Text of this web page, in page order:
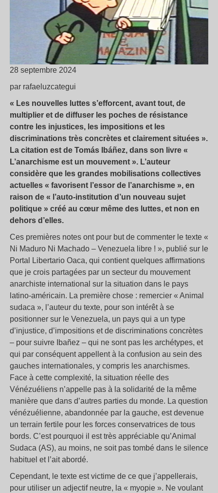
28 septembre 2024
par rafaeluzcategui
« Les nouvelles luttes s’efforcent, avant tout, de
multiplier et de diffuser les poches de résistance
contre les injustices, les impositions et les
discriminations très concrètes et clairement situées ».
La citation est de Tomás Ibáñez, dans son livre «
L’anarchisme est un mouvement ». L’auteur
considère que les grandes mobilisations collectives
actuelles « favorisent l’essor de l’anarchisme », en
raison de « l’auto-institution d’un nouveau sujet
politique » créé au cœur même des luttes, et non en
dehors d’elles.
Ces premières notes ont pour but de commenter le texte «
Ni Maduro Ni Machado – Venezuela libre ! », publié sur le
Portal Libertario Oaca, qui contient quelques affirmations
que je crois partagées par un secteur du mouvement
anarchiste international sur la situation dans le pays
latino-américain. La première chose : remercier « Animal
sudaca », l’auteur du texte, pour son intérêt à se
positionner sur le Venezuela, un pays qui a un type
d’injustice, d’impositions et de discriminations concrètes
– pour suivre Ibañez – qui ne sont pas les archétypes, et
qui par conséquent appellent à la confusion au sein des
gauches internationales, y compris les anarchismes.
Face à cette complexité, la situation réelle des
Vénézuéliens n’appelle pas à la solidarité de la même
manière que dans d’autres parties du monde. La question
vénézuélienne, abandonnée par la gauche, est devenue
un terrain fertile pour les forces conservatrices de tous
bords. C’est pourquoi il est très appréciable qu’Animal
Sudaca (AS), au moins, ne soit pas tombé dans le silence
habituel et l’ait abordé.
Cependant, le texte est victime de ce que j’appellerais,
pour utiliser un adjectif neutre, la « myopie ». Ne voulant